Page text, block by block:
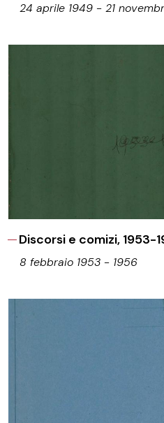
24 aprile 1949 - 21
Discorsi e comizi, 1953-
8 febbraio 1953 - 1956